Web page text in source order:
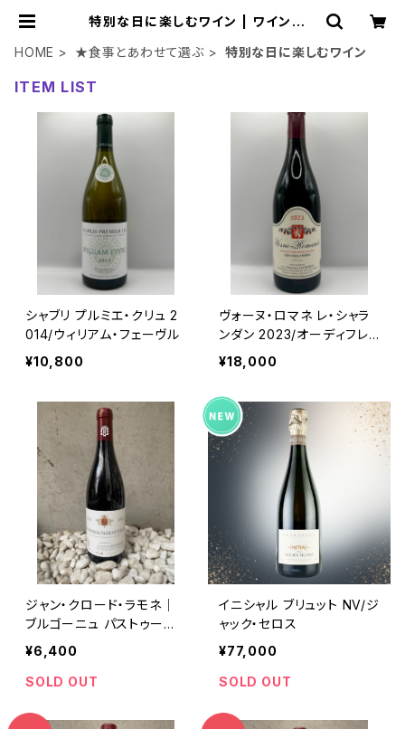
特別な日に楽しむワイン | ワインショ
HOME
★食事とあわせて選ぶ 特別な日に楽しむワイン
ITEM LIST
シャブリ プルミエ・クリュ 2
014/ウィリアム・フェーヴル
¥10,800
ヴォーヌ・ロマネ レ・シャラ
ンダン 2023/オーディフレッ
ド
¥18,000
ジャン・クロード・ラモネ｜
ブルゴーニュ パストゥーグ
ラン 2023
¥6,400
SOLD OUT
イニシャル ブリュット NV/ジ
ャック・セロス
¥77,000
SOLD OUT